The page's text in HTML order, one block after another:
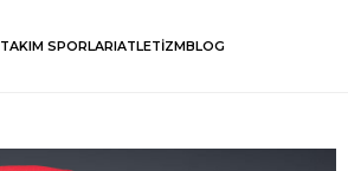
TAKIM SPORLARIATLETİZMBLOG